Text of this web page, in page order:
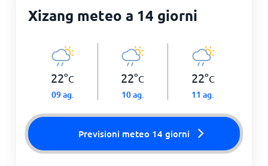
Xizang meteo a 14 giorni
22°C
09 ag.
22°C
10 ag.
22°C
11 ag.
Previsioni meteo 14 giorni